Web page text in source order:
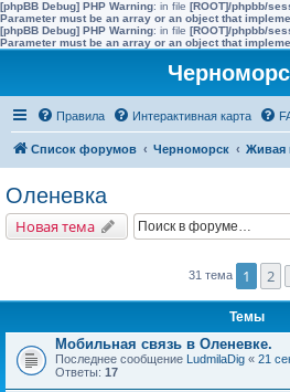
[phpBB Debug] PHP Warning: in file [ROOT]/phpbb/
Parameter must be an array or an object that
[phpBB Debug] PHP Warning: in file [ROOT]/phpbb/
Parameter must be an array or an object that
Правила Интерактивная карта
Список форумов Черноморск Живая
Оленевка
Новая тема
31 тема 1 2
Темы
Мобильная связь в Оленевке.
Последнее сообщение LudmilaDig « 21
Ответы: 17